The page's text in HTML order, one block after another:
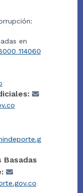
en
114060
Basadas